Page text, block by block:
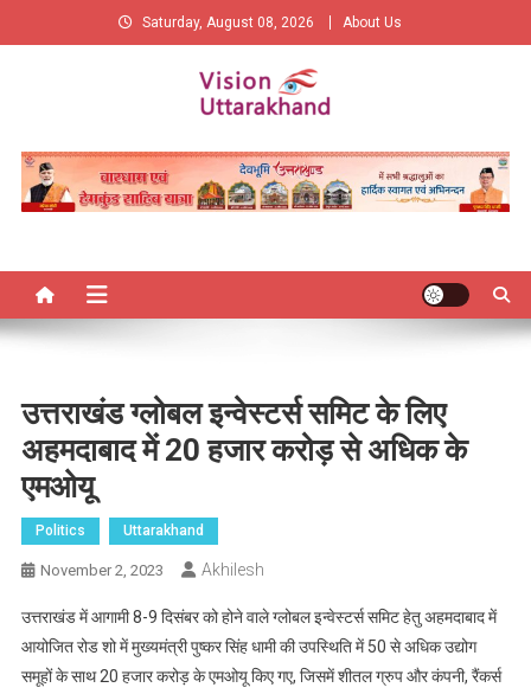
to
Saturday, August 08, 2026 About Us
Vision Uttarakhand
उत्तराखंड ग्लोबल इन्वेस्टर्स समिट के लिए
अहमदाबाद में 20 हजार करोड़ से अधिक के
एमओयू
Politics Uttarakhand
November 2, 2023 Akhilesh
उत्तराखंड में आगामी 8-9 दिसंबर को होने वाले ग्लोबल इन्वेस्टर्स समिट हेतु अहमदाबाद में
आयोजित रोड शो में मुख्यमंत्री पुष्कर सिंह धामी की उपस्थिति में 50 से अधिक उद्योग
समूहों के साथ 20 हजार करोड़ के एमओयू किए गए, जिसमें शीतल ग्रुप और कंपनी, रैंकर्स